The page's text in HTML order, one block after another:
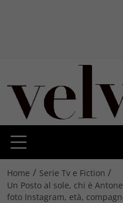
Home / Serie Tv e Fiction /
Un Posto al sole, chi è
foto Instagram, età,